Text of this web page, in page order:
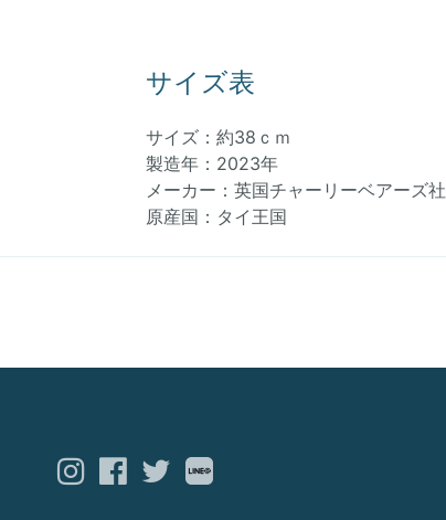
サイズ表
サイズ：約38ｃｍ
製造年：2023年
メーカー：英国チャーリーベアーズ社
原産国：タイ王国